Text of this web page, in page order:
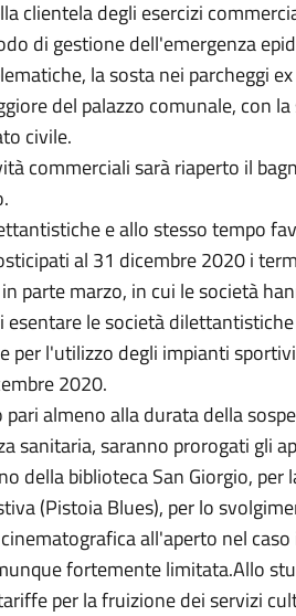
clientela degli esercizi
di gestione dell'emergenza
la sosta nei parcheggi
del palazzo comunale, con
civile.
commerciali sarà riaperto il
e allo stesso tempo
al 31 dicembre 2020 i
parte marzo, in cui le società
le società
l'utilizzo degli impianti
2020.
almeno alla durata della
sanitaria, saranno prorogati gli
della biblioteca San Giorgio, per
(Pistoia Blues), per lo
all'aperto nel
fortemente limitata.Allo
per la fruizione dei servizi